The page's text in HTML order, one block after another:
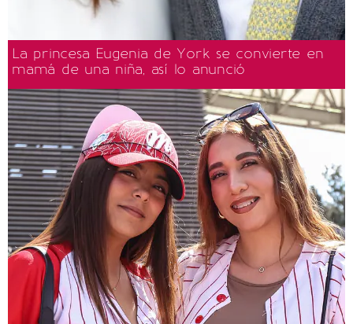
La princesa Eugenia de York se convierte en
mamá de una niña, así lo anunció